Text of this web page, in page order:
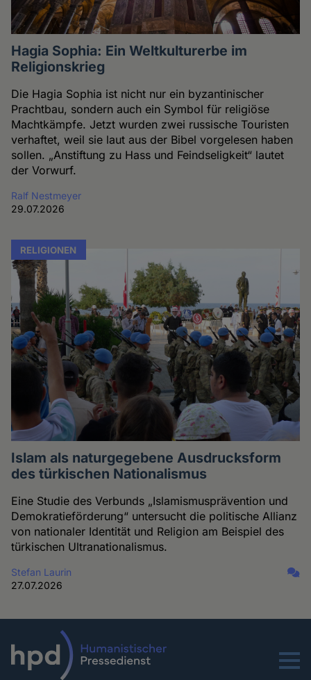
Hagia Sophia: Ein Weltkulturerbe im
Religionskrieg
Die Hagia Sophia ist nicht nur ein byzantinischer
Prachtbau, sondern auch ein Symbol für religiöse
Machtkämpfe. Jetzt wurden zwei russische Touristen
verhaftet, weil sie laut aus der Bibel vorgelesen haben
sollen. „Anstiftung zu Hass und Feindseligkeit“ lautet
der Vorwurf.
Ralf Nestmeyer
29.07.2026
RELIGIONEN
Islam als naturgegebene Ausdrucksform
des türkischen Nationalismus
Eine Studie des Verbunds „Islamismusprävention und
Demokratieförderung“ untersucht die politische Allianz
von nationaler Identität und Religion am Beispiel des
türkischen Ultranationalismus.
Stefan Laurin
27.07.2026
Menu